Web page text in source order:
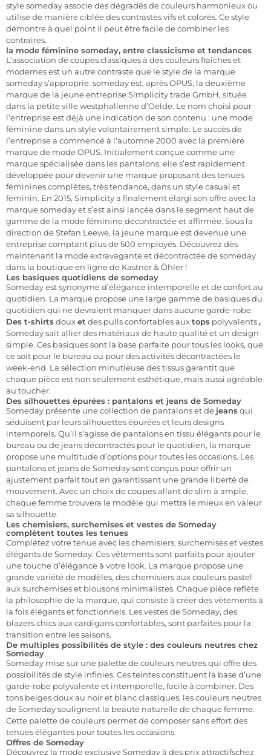
style someday associe des dégradés de couleurs harmonieux ou
utilise de manière ciblée des contrastes vifs et colorés. Ce style
démontre à quel point il peut être facile de combiner les
contraires.
la mode féminine someday, entre classicisme et tendances
L’association de coupes classiques à des couleurs fraîches et
modernes est un autre contraste que le style de la marque
someday s’approprie. someday est, après OPUS, la deuxième
marque de la jeune entreprise Simplicity trade GmbH, située
dans la petite ville westphalienne d’Oelde. Le nom choisi pour
l’entreprise est déjà une indication de son contenu : une mode
féminine dans un style volontairement simple. Le succès de
l’entreprise a commencé à l’automne 2000 avec la première
marque de mode OPUS. Initialement conçue comme une
marque spécialisée dans les pantalons, elle s’est rapidement
développée pour devenir une marque proposant des tenues
féminines complètes, très tendance, dans un style casual et
féminin. En 2015, Simplicity a finalement élargi son offre avec la
marque someday et s’est ainsi lancée dans le segment haut de
gamme de la mode féminine décontractée et affirmée. Sous la
direction de Stefan Leewe, la jeune marque est devenue une
entreprise comptant plus de 500 employés. Découvrez dès
maintenant la mode extravagante et décontractée de someday
dans la boutique en ligne de Kastner & Öhler !
Les basiques quotidiens de someday
Someday est synonyme d’élégance intemporelle et de confort au
quotidien. La marque propose une large gamme de basiques du
quotidien qui ne devraient manquer dans aucune garde-robe.
Des t-shirtsdouxet des pulls confortables auxtops polyvalents,
Someday sait allier des matériaux de haute qualité et un design
simple. Ces basiques sont la base parfaite pour tous les looks, que
ce soit pour le bureau ou pour des activités décontractées le
week-end. La sélection minutieuse des tissus garantit que
chaque pièce est non seulement esthétique, mais aussi agréable
au toucher.
Des silhouettes épurées : pantalons et jeans de Someday
Someday présente une collection de pantalons et de jeansqui
séduisent par leurs silhouettes épurées et leurs designs
intemporels. Qu’il s’agisse de pantalons en tissu élégants pour le
bureau ou de jeans décontractés pour le quotidien, la marque
propose une multitude d’options pour toutes les occasions. Les
pantalons et jeans de Someday sont conçus pour offrir un
ajustement parfait tout en garantissant une grande liberté de
mouvement. Avec un choix de coupes allant de slim à ample,
chaque femme trouvera le modèle qui mettra le mieux en valeur
sa silhouette.
Les chemisiers, surchemises et vestes de Someday
complètent toutes les tenues
Complétez votre tenue avec les chemisiers, surchemises et vestes
élégants de Someday. Ces vêtements sont parfaits pour ajouter
une touche d’élégance à votre look. La marque propose une
grande variété de modèles, des chemisiers aux couleurs pastel
aux surchemises et blousons minimalistes. Chaque pièce reflète
la philosophie de la marque, qui consiste à créer des vêtements à
la fois élégants et fonctionnels. Les vestes de Someday, des
blazers chics aux cardigans confortables, sont parfaites pour la
transition entre les saisons.
De multiples possibilités de style : des couleurs neutres chez
Someday
Someday mise sur une palette de couleurs neutres qui offre des
possibilités de style infinies. Ces teintes constituent la base d’une
garde-robe polyvalente et intemporelle, facile à combiner. Des
tons beiges doux au noir et blanc classiques, les couleurs neutres
de Someday soulignent la beauté naturelle de chaque femme.
Cette palette de couleurs permet de composer sans effort des
tenues élégantes pour toutes les occasions.
Offres de Someday
Découvrez la mode exclusive Someday à des prix attractifschez